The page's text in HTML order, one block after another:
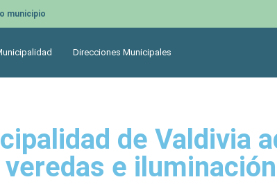
municipio
Direcciones Municipales
de Valdivia
e